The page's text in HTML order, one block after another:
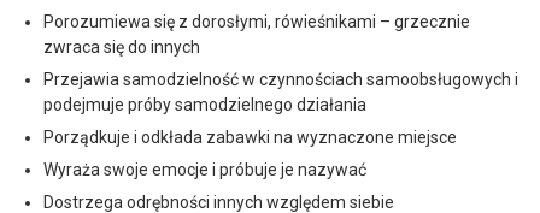
Porozumiewa się z dorosłymi, rówieśnikami – grzecznie
zwraca się do innych
Przejawia samodzielność w czynnościach samoobsługowych i
podejmuje próby samodzielnego działania
Porządkuje i odkłada zabawki na wyznaczone miejsce
Wyraża swoje emocje i próbuje je nazywać
Dostrzega odrębności innych względem siebie